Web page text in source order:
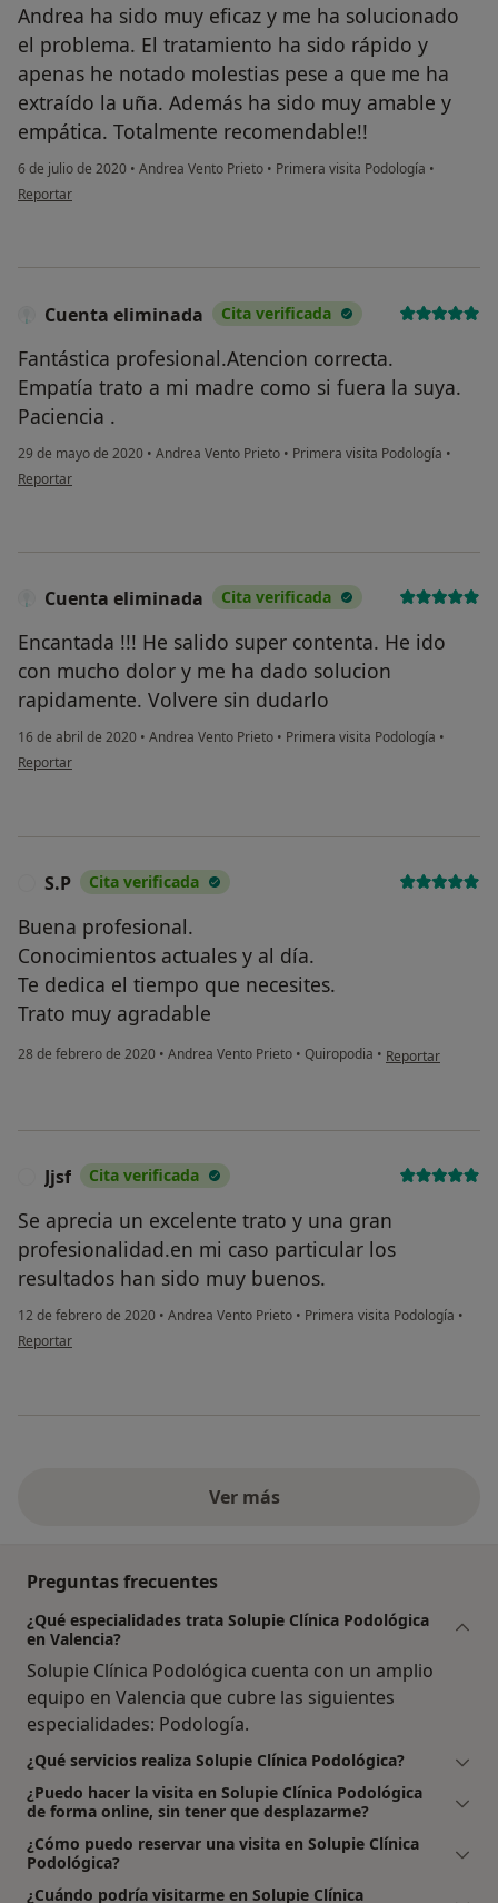
Andrea ha sido muy eficaz y me ha solucionado
el problema. El tratamiento ha sido rápido y
apenas he notado molestias pese a que me ha
extraído la uña. Además ha sido muy amable y
empática. Totalmente recomendable!!
6 de julio de 2020 • Andrea Vento Prieto • Primera visita Podología •
en opinión del usuario Alba González
Reportar
Cuenta eliminada Cita verificada
Fantástica profesional.Atencion correcta.
Empatía trato a mi madre como si fuera la suya.
Paciencia .
29 de mayo de 2020 • Andrea Vento Prieto • Primera visita Podología •
en opinión del usuario Cuenta eliminada
Reportar
Cuenta eliminada Cita verificada
Encantada !!! He salido super contenta. He ido
con mucho dolor y me ha dado solucion
rapidamente. Volvere sin dudarlo
16 de abril de 2020 • Andrea Vento Prieto • Primera visita Podología •
en opinión del usuario Cuenta eliminada
Reportar
S.P Cita verificada
Buena profesional.
Conocimientos actuales y al día.
Te dedica el tiempo que necesites.
Trato muy agradable
28 de febrero de 2020 • Andrea Vento Prieto • Quiropodia • en opinión del
Reportar
Jjsf Cita verificada
Se aprecia un excelente trato y una gran
profesionalidad.en mi caso particular los
resultados han sido muy buenos.
12 de febrero de 2020 • Andrea Vento Prieto • Primera visita Podología •
en opinión del usuario Jjsf
Reportar
Ver más
Preguntas frecuentes
¿Qué especialidades trata Solupie Clínica Podológica
en Valencia?
Solupie Clínica Podológica cuenta con un amplio
equipo en Valencia que cubre las siguientes
especialidades: Podología.
¿Qué servicios realiza Solupie Clínica Podológica?
¿Puedo hacer la visita en Solupie Clínica Podológica
de forma online, sin tener que desplazarme?
¿Cómo puedo reservar una visita en Solupie Clínica
Podológica?
¿Cuándo podría visitarme en Solupie Clínica